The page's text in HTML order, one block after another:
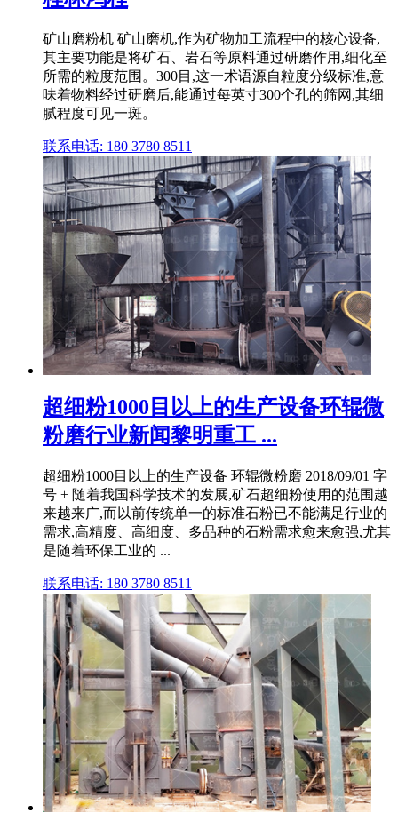
矿山磨粉机 矿山磨机,作为矿物加工流程中的核心设备,
其主要功能是将矿石、岩石等原料通过研磨作用,细化至
所需的粒度范围。300目,这一术语源自粒度分级标准,意
味着物料经过研磨后,能通过每英寸300个孔的筛网,其细
腻程度可见一斑。
联系电话: 180 3780 8511
超细粉1000目以上的生产设备环辊微
粉磨行业新闻黎明重工 ...
超细粉1000目以上的生产设备 环辊微粉磨 2018/09/01 字
号 + 随着我国科学技术的发展,矿石超细粉使用的范围越
来越来广,而以前传统单一的标准石粉已不能满足行业的
需求,高精度、高细度、多品种的石粉需求愈来愈强,尤其
是随着环保工业的 ...
联系电话: 180 3780 8511